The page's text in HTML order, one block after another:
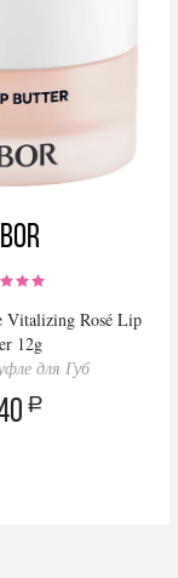
Vitalizing Rosé Lip
12g
для Губ
a